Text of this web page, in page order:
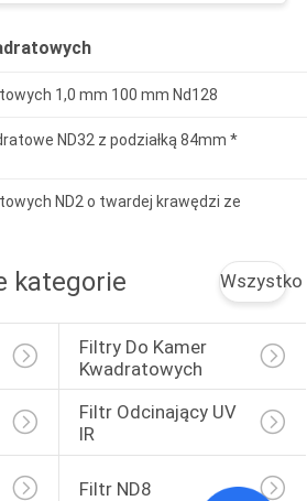
1,0 mm 100 mm Nd128
ND32 z podziałką 84mm *
ND2 o twardej krawędzi ze
kategorie Wszystko
Filtry Do Kamer
Kwadratowych
Filtr Odcinający UV
IR
Filtr ND8